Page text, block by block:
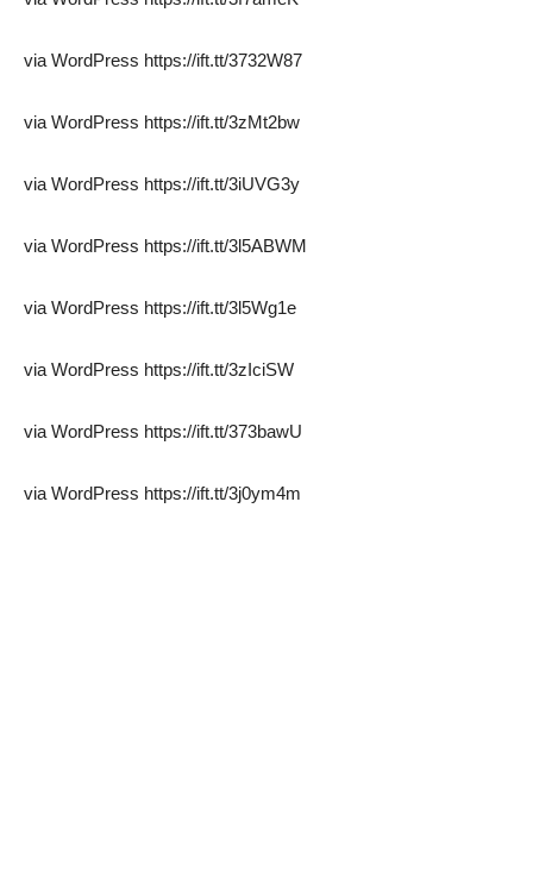
via WordPress https://ift.tt/3732W87
via WordPress https://ift.tt/3zMt2bw
via WordPress https://ift.tt/3iUVG3y
via WordPress https://ift.tt/3l5ABWM
via WordPress https://ift.tt/3l5Wg1e
via WordPress https://ift.tt/3zIciSW
via WordPress https://ift.tt/373bawU
via WordPress https://ift.tt/3j0ym4m